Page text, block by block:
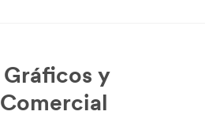
y